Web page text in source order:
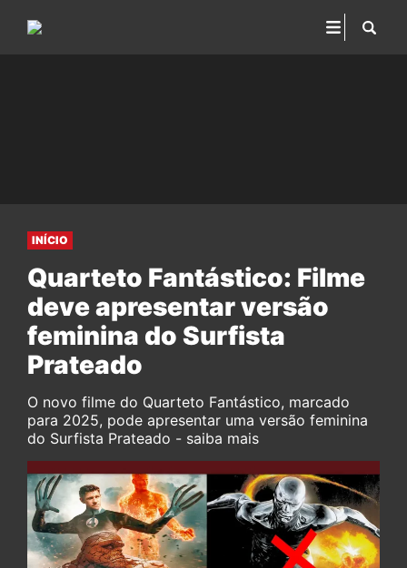
INÍCIO
Quarteto Fantástico: Filme
deve apresentar versão
feminina do Surfista
Prateado
O novo filme do Quarteto Fantástico, marcado
para 2025, pode apresentar uma versão feminina
do Surfista Prateado - saiba mais